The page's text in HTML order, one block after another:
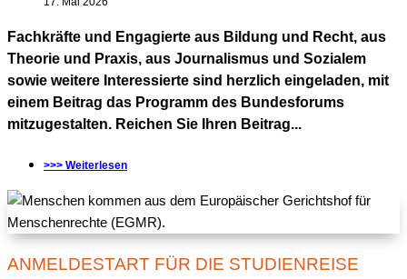
Fachkräfte und Engagierte aus Bildung und Recht, aus
Theorie und Praxis, aus Journalismus und Sozialem
sowie weitere Interessierte sind herzlich eingeladen, mit
einem Beitrag das Programm des Bundesforums
mitzugestalten. Reichen Sie Ihren Beitrag...
>>> Weiterlesen
ANMELDESTART FÜR DIE STUDIENREISE